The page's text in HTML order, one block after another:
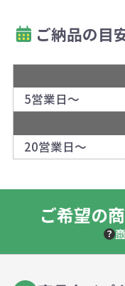
ご納品の目
5営業日～
20営業日～
ご希望の